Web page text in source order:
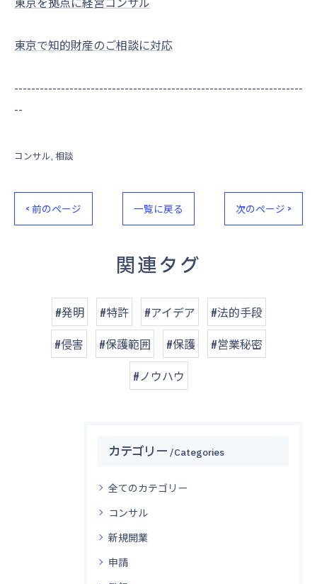
東京で知的財産のご相談に対応
--------------------------------------------------------------------
--
コンサル 相談
< 前のページ 一覧に戻る 次のページ >
関連タグ
#発明 #特許 #アイデア
#法的手段
#侵害
#保護範囲 #保護
#営業秘密
#ノウハウ
カテゴリー Categories
全てのカテゴリー
コンサル
新規開業
申請